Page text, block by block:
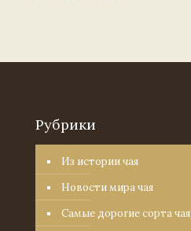
Рубрики
Из истории чая
Новости мира чая
Самые дорогие сорта чая